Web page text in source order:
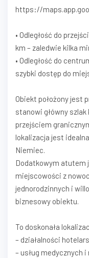
https://
• Odległość do
km – zaledwie kilka
• Odległość do
szybki dostęp do
Obiekt położony jest
stanowi główny
przejściem
lokalizacja jest
Niemiec.
Dodatkowym atutem
miejscowości z
jednorodzinnych i
biznesowy obiektu.
To doskonała
– działalności
– usług medycznych